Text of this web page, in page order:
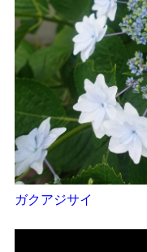
ガクアジサイ